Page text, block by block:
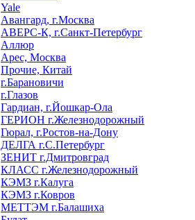
Yale
Авангард, г.Москва
АВЕРС-К, г.Санкт-Петербург
Аллюр
Арес, Москва
Прочие, Китай
г.Барановичи
г.Глазов
Гардиан, г.Йошкар-Ола
ГЕРИОН г.Железнодорожный
Гюрал, г.Ростов-на-Дону
ДЕЛГА г.С.Петербург
ЗЕНИТ г.Дмитровград
КЛАСС г.Железнодорожный
КЭМЗ г.Калуга
КЭМЗ г.Ковров
МЕТТЭМ г.Балашиха